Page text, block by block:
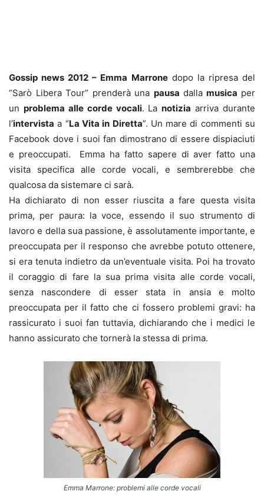
Gossip news 2012 – Emma Marronedopo la ripresa del
“Sarò Libera Tour” prenderà una pausa dalla musica per
un problema alle corde vocali. Lanotizia arriva durante
l’intervista a “La Vita in Diretta”. Un mare di commenti su
Facebook dove i suoi fan dimostrano di essere dispiaciuti
e preoccupati. Emma ha fatto sapere di aver fatto una
visita specifica alle corde vocali, e sembrerebbe che
qualcosa da sistemare ci sarà.
Ha dichiarato di non esser riuscita a fare questa visita
prima, per paura: la voce, essendo il suo strumento di
lavoro e della sua passione, è assolutamente importante, e
preoccupata per il responso che avrebbe potuto ottenere,
si era tenuta indietro da un’eventuale visita. Poi ha trovato
il coraggio di fare la sua prima visita alle corde vocali,
senza nascondere di esser stata in ansia e molto
preoccupata per il fatto che ci fossero problemi gravi: ha
rassicurato i suoi fan tuttavia, dichiarando che i medici le
hanno assicurato che tornerà la stessa di prima.
Emma Marrone: problemi alle corde vocali